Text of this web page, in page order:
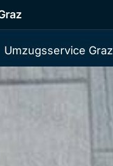
Umzugsservice Graz